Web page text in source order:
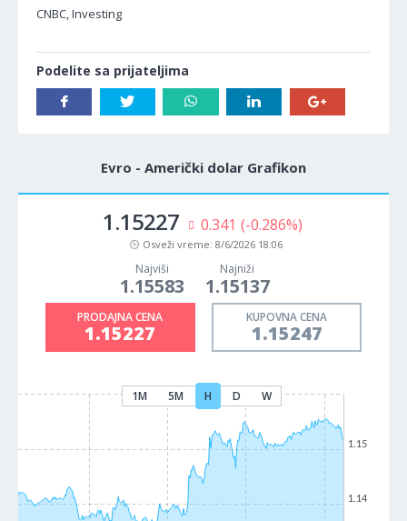
CNBC, Investing
Podelite sa prijateljima
Evro - Američki dolar Grafikon
1.15227 0.341 (-0.286%)
Osveži vreme: 8/6/2026 18:06
Najviši
1.15583
Najniži
1.15137
PRODAJNA CENA
1.15227
KUPOVNA CENA
1.15247
1M 5M H D W
1.14
1.15